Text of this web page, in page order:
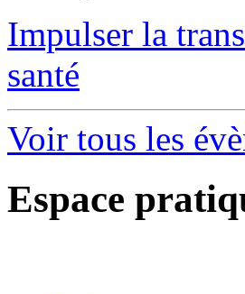
Impulser la
santé
Voir tous les
Espace